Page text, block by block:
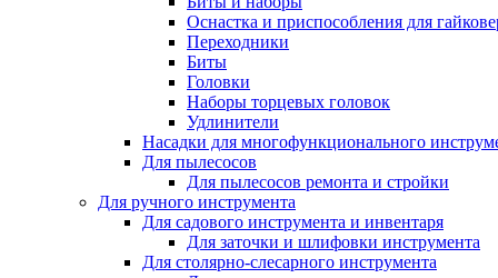
Оснастка и приспособления для
Переходники
Биты
Головки
Наборы торцевых головок
Удлинители
Насадки для многофункционального
Для пылесосов
Для пылесосов ремонта и стройки
Для ручного инструмента
Для садового инструмента и инвентаря
Для заточки и шлифовки инструмента
Для столярно-слесарного инструмента